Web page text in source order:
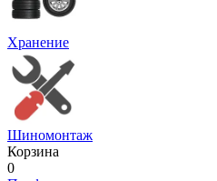
Хранение
Шиномонтаж
Корзина
0